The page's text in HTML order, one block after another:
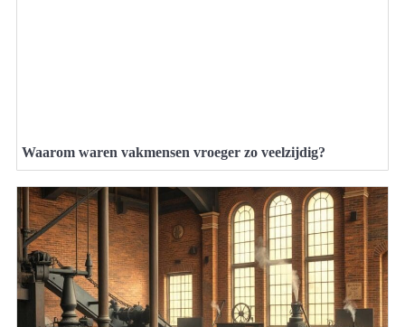
Waarom waren vakmensen vroeger zo veelzijdig?